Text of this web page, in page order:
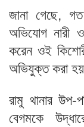
জানা গেছে,
অভিযোগ নারী ও
করেন ওই
অভিযুক্ত করা
রামু থানার উপ-
বেগমকে